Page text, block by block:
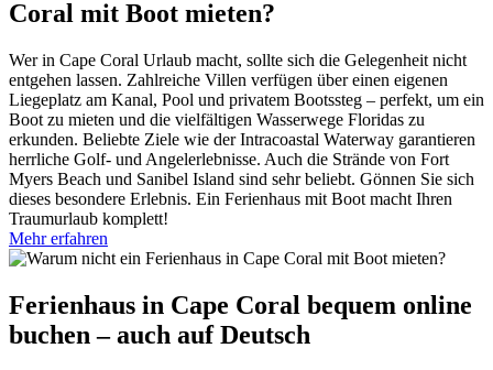
Coral mit Boot mieten?
Wer in Cape Coral Urlaub macht, sollte sich die Gelegenheit nicht
entgehen lassen. Zahlreiche Villen verfügen über einen eigenen
Liegeplatz am Kanal, Pool und privatem Bootssteg – perfekt, um ein
Boot zu mieten und die vielfältigen Wasserwege Floridas zu
erkunden. Beliebte Ziele wie der Intracoastal Waterway garantieren
herrliche Golf- und Angelerlebnisse. Auch die Strände von Fort
Myers Beach und Sanibel Island sind sehr beliebt. Gönnen Sie sich
dieses besondere Erlebnis. Ein Ferienhaus mit Boot macht Ihren
Traumurlaub komplett!
Mehr erfahren
Ferienhaus in Cape Coral bequem online
buchen – auch auf Deutsch